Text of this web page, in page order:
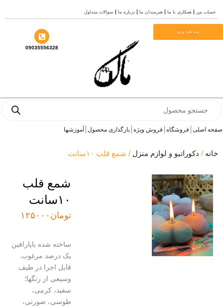
همکاری با ما هنرمندان ما درباره ما سوالات متداول
ثبت نام | ورود
09035556328
فروشگاه فروش ویژه بارگذاری محصول آموزشها
دکوراتیو و لوازم منزل/ شمع قلب ۱۰سانت
شمع قلب
تومان۱۲۵۰۰۰
ساخته شده باپارافین
یک درصد مرغوب.
قابل اجرا در طیف
وسیعی از رنگها؛
سفید، کرمی،
طوسی، صورتی،